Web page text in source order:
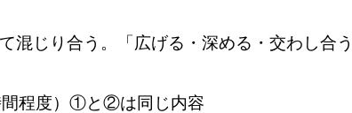
混じり合う。「広げる・深める・交わし合
程度）①と②は同じ内容